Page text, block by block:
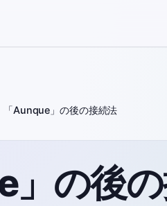
「Aunque」の後の接続法
」の後